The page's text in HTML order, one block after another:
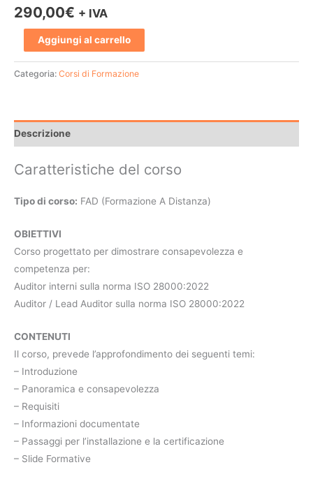
290,00€ + IVA
Aggiungi al carrello
Categoria: Corsi di Formazione
Descrizione
Caratteristiche del corso
Tipo di corso: FAD (Formazione A Distanza)
OBIETTIVI
Corso progettato per dimostrare consapevolezza e
competenza per:
Auditor interni sulla norma ISO 28000:2022
Auditor / Lead Auditor sulla norma ISO 28000:2022
CONTENUTI
Il corso, prevede l’approfondimento dei seguenti temi:
– Introduzione
– Panoramica e consapevolezza
– Requisiti
– Informazioni documentate
– Passaggi per l’installazione e la certificazione
– Slide Formative